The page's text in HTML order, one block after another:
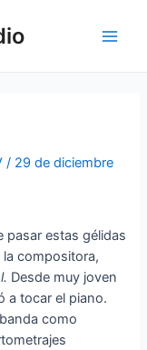
/ 29 de diciembre
pasar estas gélidas
compositora,
Desde muy joven
a tocar el piano.
como